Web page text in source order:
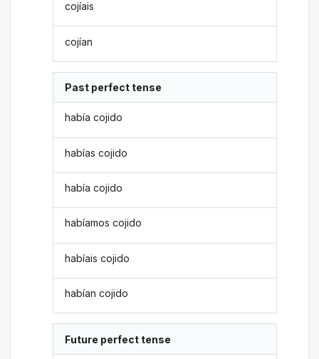
cojíais
cojían
Past perfect tense
había cojido
habías cojido
había cojido
habíamos cojido
habíais cojido
habían cojido
Future perfect tense